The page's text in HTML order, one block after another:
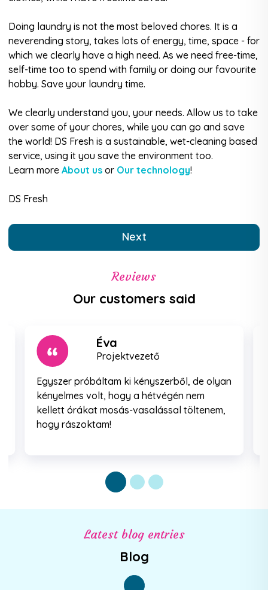
Doing laundry is not the most beloved chores. It is a
neverending story, takes lots of energy, time, space - for
which we clearly have a high need. As we need free-time,
self-time too to spend with family or doing our favourite
hobby. Save your laundry time.
We clearly understand you, your needs. Allow us to take
over some of your chores, while you can go and save
the world! DS Fresh is a sustainable, wet-cleaning based
service, using it you save the environment too.
Learn more About us or Our technology!
DS Fresh
Next
Reviews
Our customers said
Éva
Projektvezető
Egyszer próbáltam ki kényszerből, de olyan
kényelmes volt, hogy a hétvégén nem
kellett órákat mosás-vasalással töltenem,
hogy rászoktam!
Latest blog entries
Blog